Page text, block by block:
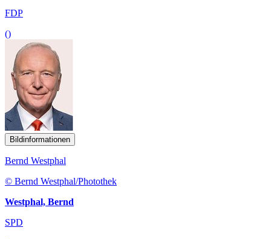
FDP
()
Bildinformationen
Bernd Westphal
© Bernd Westphal/Photothek
Westphal, Bernd
SPD